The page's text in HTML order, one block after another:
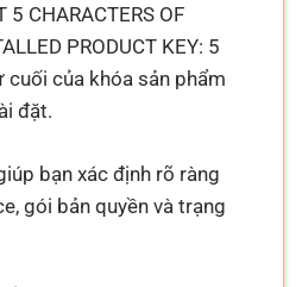
5 CHARACTERS OF
PRODUCT KEY: 5
cuối của khóa sản phẩm
đặt.
bạn xác định rõ ràng
gói bản quyền và trạng